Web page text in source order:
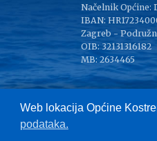
Web lokacija Općine
podataka.
Načelnik Općine:
IBAN:
Zagreb -
OIB: 32131316182
MB: 2634465